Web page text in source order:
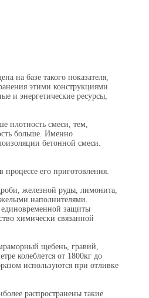
на базе такого показателя,
этими конструкциями
и энергетические ресурсы,
плотность смеси, тем,
больше. Именно
бетонной смеси.
процессе его приготовления.
железной руды, лимонита,
наполнителями.
защиты
химически связанной
щебень, гравий,
колеблется от 1800кг до
используются при отливке
распространены такие